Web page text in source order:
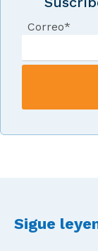
Correo*
Sigue